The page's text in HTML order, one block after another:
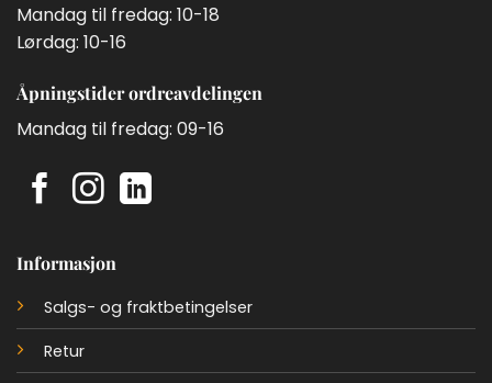
Mandag til fredag: 10-18
Lørdag: 10-16
Åpningstider ordreavdelingen
Mandag til fredag: 09-16
Informasjon
Salgs- og fraktbetingelser
Retur